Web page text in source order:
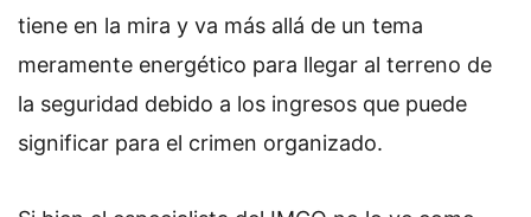
tiene en la mira y va más allá de un tema
meramente energético para llegar al terreno de
la seguridad debido a los ingresos que puede
significar para el crimen organizado.